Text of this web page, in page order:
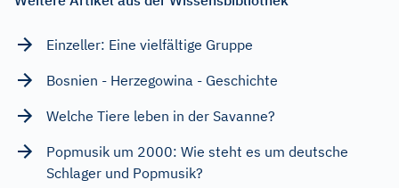
Einzeller: Eine vielfältige Gruppe
Bosnien - Herzegowina - Geschichte
Welche Tiere leben in der Savanne?
Popmusik um 2000: Wie steht es um deutsche
Schlager und Popmusik?